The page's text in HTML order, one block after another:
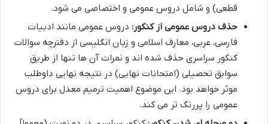
قطعی) و شامل دروس عمومی و اختصاصی می شود.
حذف دروس عمومی از کنکور: دروس عمومی مانند ادبیات
فارسی، عربی، معارف اسلامی و زبان انگلیسی از دفترچه سوالات
کنکور سراسری حذف شده اند و نمرات آن ها تنها از طریق
سوابق تحصیلی (امتحانات نهایی) در نتیجه نهایی داوطلب
موثر خواهد بود. این موضوع اهمیت ترمیم معدل برای دروس
عمومی را پررنگ تر می کند.